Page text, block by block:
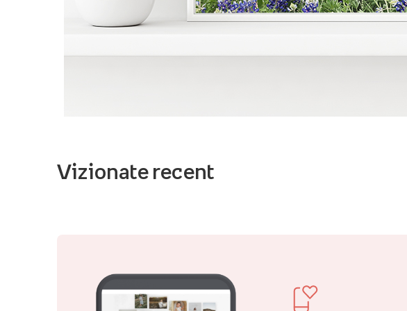
Vizionate recent